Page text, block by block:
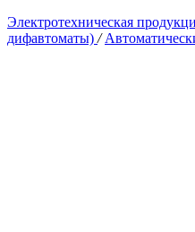
Электротехническая
дифавтоматы) /